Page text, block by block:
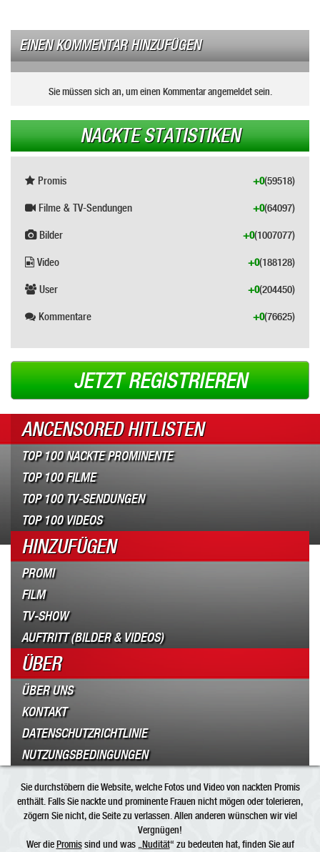
EINEN KOMMENTAR HINZUFÜGEN
Sie müssen sich an, um einen Kommentar angemeldet sein.
NACKTE STATISTIKEN
Promis (59518)
+0
Filme & TV-Sendungen (64097)
+0
Bilder (1007077)
+0
Video (188128)
+0
User (204450)
+0
Kommentare (76625)
+0
JETZT REGISTRIEREN
ANCENSORED HITLISTEN
TOP 100 NACKTE PROMINENTE
TOP 100 FILME
TOP 100 TV-SENDUNGEN
TOP 100 VIDEOS
HINZUFÜGEN
PROMI
FILM
TV-SHOW
AUFTRITT (BILDER & VIDEOS)
ÜBER
ÜBER UNS
KONTAKT
DATENSCHUTZRICHTLINIE
NUTZUNGSBEDINGUNGEN
Sie durchstöbern die Website, welche Fotos und Video von nackten Promis
enthält. Falls Sie nackte und prominente Frauen nicht mögen oder tolerieren,
zögern Sie nicht, die Seite zu verlassen. Allen anderen wünschen wir viel
Vergnügen!
Wer diePromissind und was „ Nudität“ zu bedeuten hat, finden Sie auf